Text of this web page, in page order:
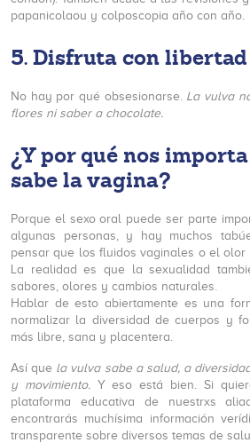
papanicolaou y colposcopia año con año.
5. Disfruta con libertad
No hay por qué obsesionarse. La vulva
flores ni saber a chocolate.
¿Y por qué nos
sabe la vagina?
Porque el sexo oral puede ser parte
algunas personas, y hay muchos
pensar que los fluidos vaginales o el olor
La realidad es que la sexualidad
sabores, olores y cambios naturales.
Hablar de esto abiertamente es una
normalizar la diversidad de cuerpos y
más libre, sana y placentera.
Así que la vulva sabe a salud, a
y movimiento.Y eso está bien. Si
plataforma educativa de nuestrxs
encontrarás muchísima información
transparente sobre diversos temas de